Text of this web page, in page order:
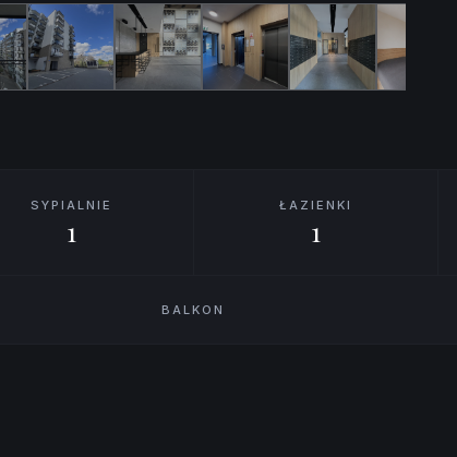
SYPIALNIE
1
ŁAZIENKI
1
BALKON